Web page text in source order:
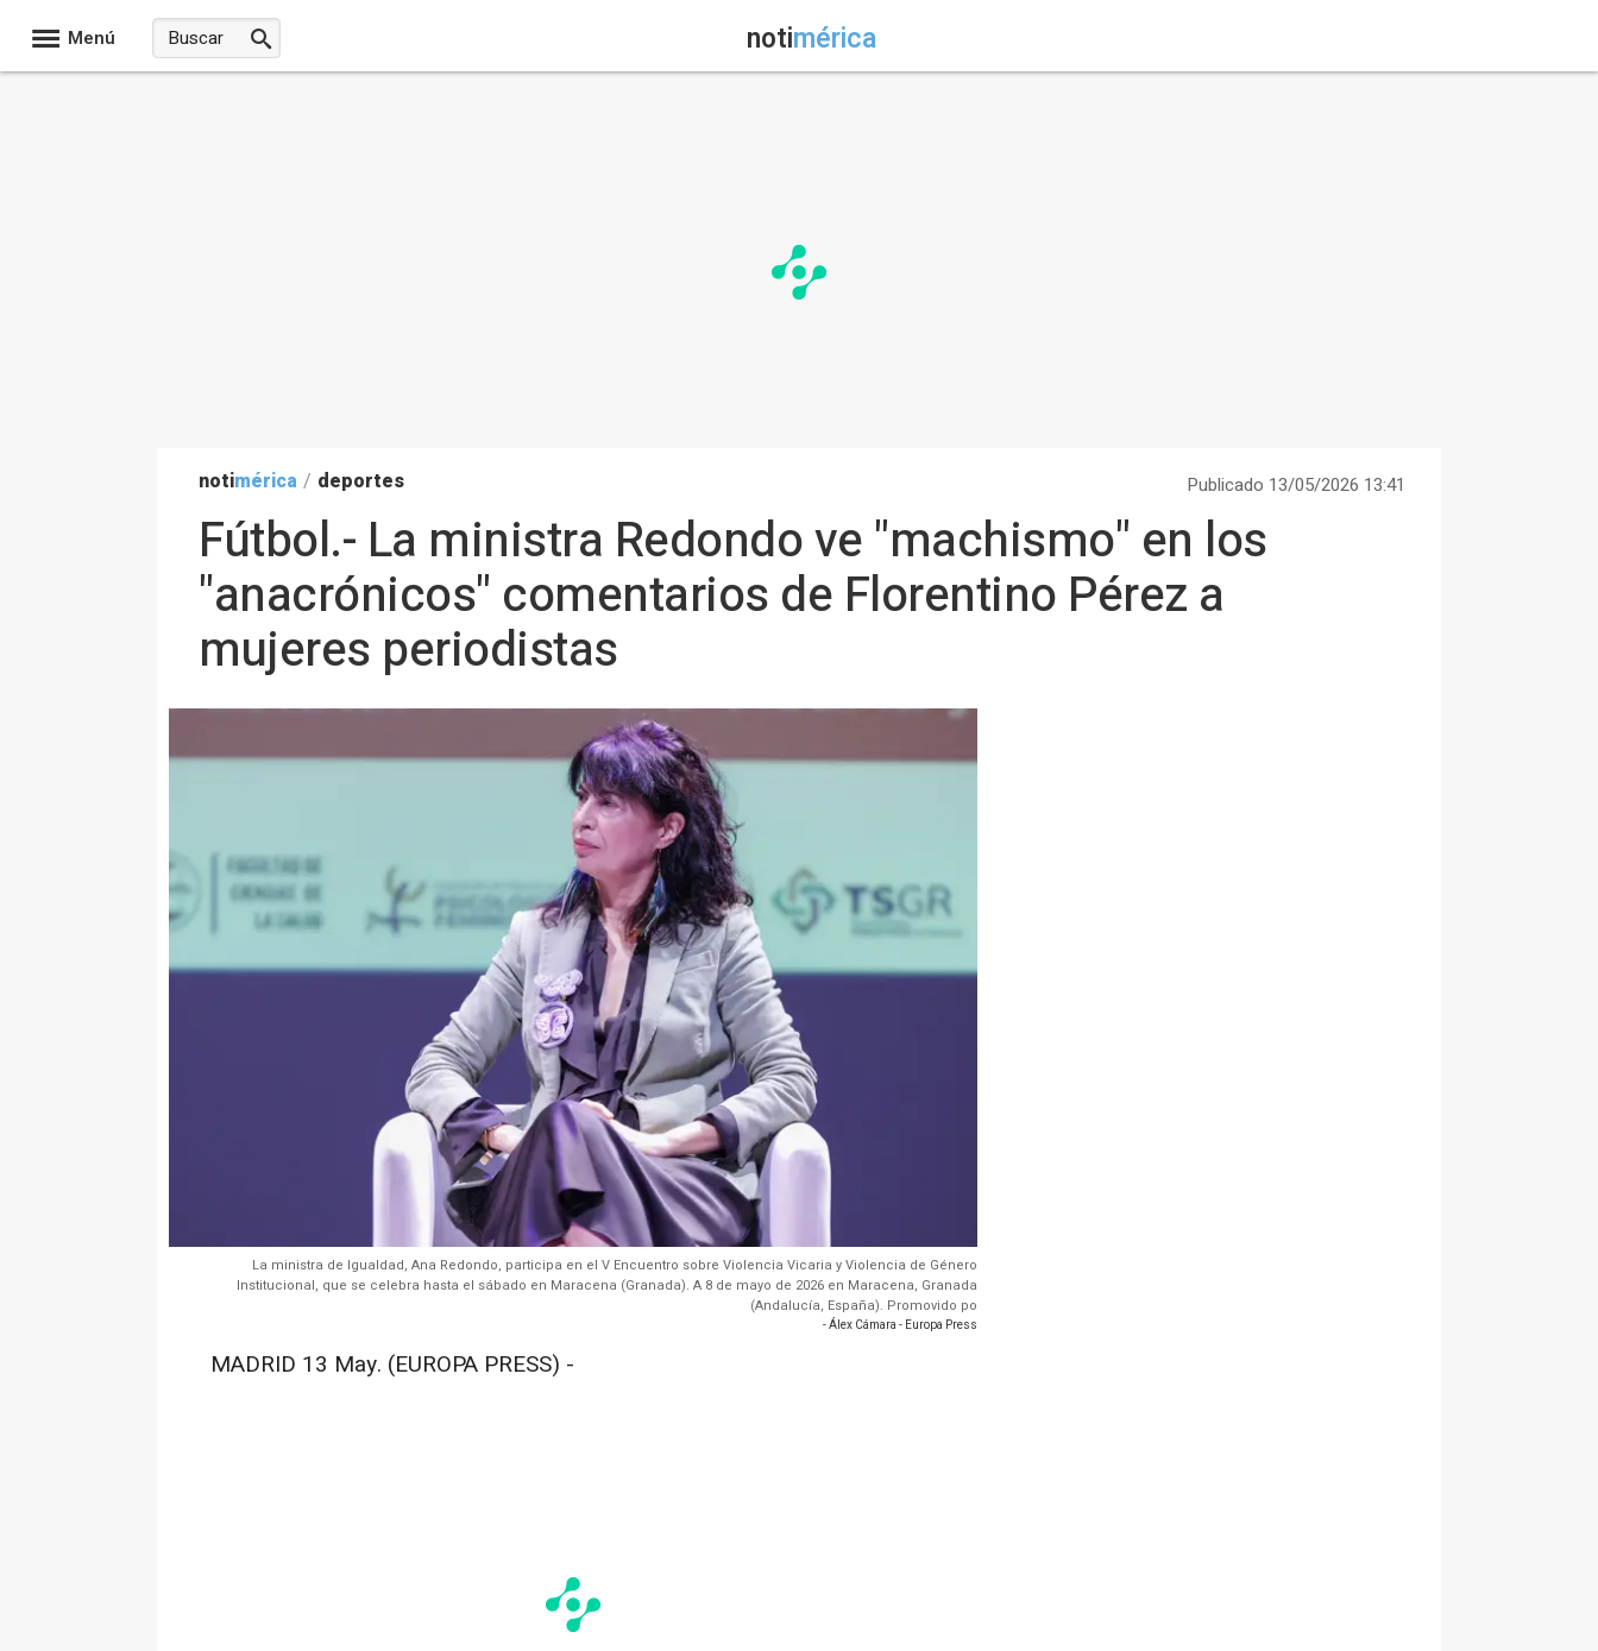
Menú notimérica
notimérica / deportes Publicado 13/05/2026 13:41
Fútbol.- La ministra Redondo ve "machismo" en los
"anacrónicos" comentarios de Florentino Pérez a
mujeres periodistas
La ministra de Igualdad, Ana Redondo, participa en el V Encuentro sobre Violencia Vicaria y Violencia de Género
Institucional, que se celebra hasta el sábado en Maracena (Granada). A 8 de mayo de 2026 en Maracena, Granada
(Andalucía, España). Promovido po
- Álex Cámara - Europa Press
MADRID 13 May. (EUROPA PRESS) -